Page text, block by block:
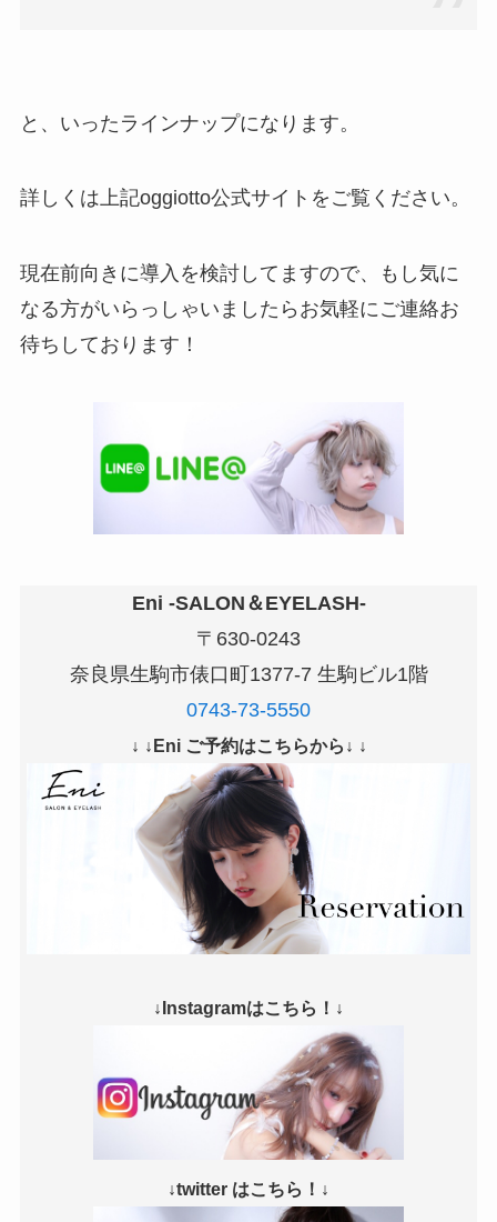
と、いったラインナップになります。
詳しくは上記oggiotto公式サイトをご覧ください。
現在前向きに導入を検討してますので、もし気に
なる方がいらっしゃいましたらお気軽にご連絡お
待ちしております！
Eni -SALON＆EYELASH-
〒630-0243
奈良県生駒市俵口町1377-7 生駒ビル1階
0743-73-5550
↓ ↓Eni ご予約はこちらから↓ ↓
↓Instagramはこちら！↓
↓twitter はこちら！↓